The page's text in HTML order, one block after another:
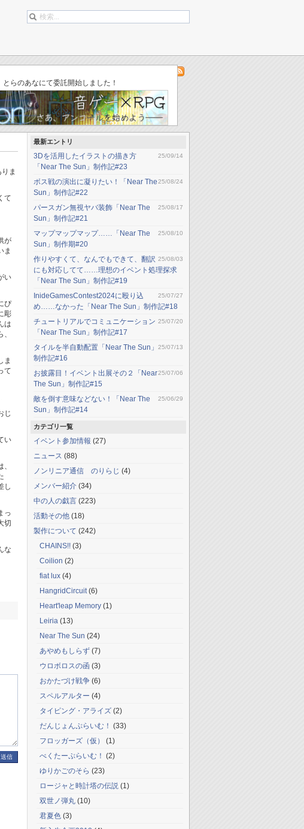
とらのあなにて委託開始しました！
ま
て
が
ま
い
ぴ
彫
は
ま
て
じ
い
し
っ
切
な
最新エントリ
25/09/14
3Dを活用したイラストの描き方
「Near The Sun」制作記#23
25/08/24
ボス戦の演出に凝りたい！「Near The
Sun」制作記#22
25/08/17
パースガン無視ヤバ装飾「Near The
Sun」制作記#21
25/08/10
マップマップマップ……「Near The
Sun」制作期#20
25/08/03
作りやすくて、なんでもできて、翻訳
にも対応してて……理想のイベント処理探求
「Near The Sun」制作記#19
25/07/27
InideGamesContest2024に殴り込
め……なかった「Near The Sun」制作記#18
25/07/20
チュートリアルでコミュニケーション
「Near The Sun」制作記#17
25/07/13
タイルを半自動配置「Near The Sun」
制作記#16
25/07/06
お披露目！イベント出展その２「Near
The Sun」制作記#15
25/06/29
敵を倒す意味などない！「Near The
Sun」制作記#14
カテゴリ一覧
イベント参加情報 (27)
ニュース (88)
ノンリニア通信 のりらじ (4)
メンバー紹介 (34)
中の人の戯言 (223)
活動その他 (18)
製作について (242)
CHAINS!! (3)
Coilion (2)
fiat lux (4)
HangridCircuit(6)
Heart'leap Memory (1)
Leiria (13)
Near The Sun (24)
あやめもしらず (7)
ウロボロスの函 (3)
おかたづけ戦争 (6)
スペルアルター (4)
タイピング・アライズ (2)
だんじょんぷらいむ！ (33)
フロッガーズ（仮）
(1)
べくたーぷらいむ！ (2)
ゆりかごのそら (23)
ロージャと時計塔の伝説 (1)
双世ノ弾丸 (10)
君夏色 (3)